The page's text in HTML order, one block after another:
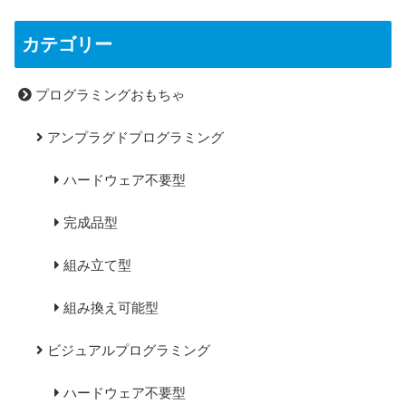
カテゴリー
プログラミングおもちゃ
アンプラグドプログラミング
ハードウェア不要型
完成品型
組み立て型
組み換え可能型
ビジュアルプログラミング
ハードウェア不要型